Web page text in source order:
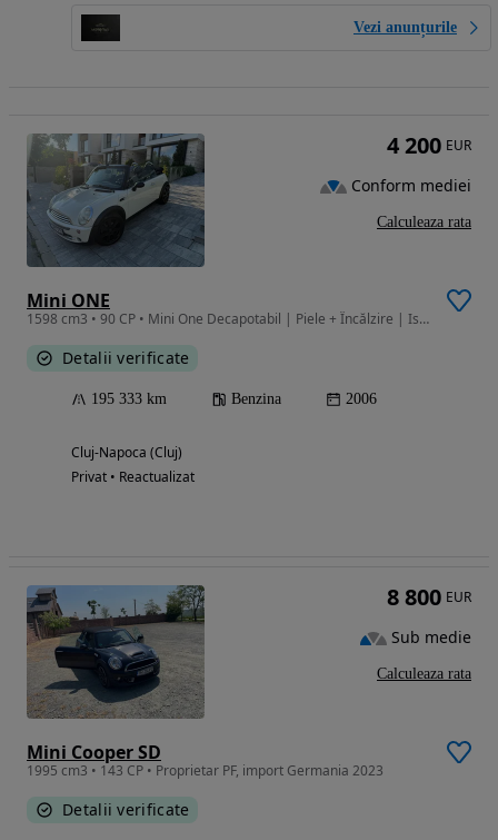
Vezi anunțurile
Mini ONE
1598 cm3 • 90 CP • Mini One Decapotabil | Piele + Încălzire | Istoric complet si curat
Detalii verificate
195 333 km Benzina 2006
Cluj-Napoca (Cluj)
Privat • Reactualizat
4 200 EUR
Conform mediei
Calculeaza rata
Mini Cooper SD
1995 cm3 • 143 CP • Proprietar PF, import Germania 2023
Detalii verificate
8 800 EUR
Sub medie
Calculeaza rata